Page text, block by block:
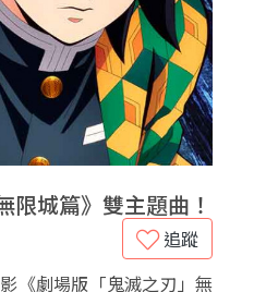
城篇》雙主題曲！
追蹤
《劇場版「鬼滅之刃」無